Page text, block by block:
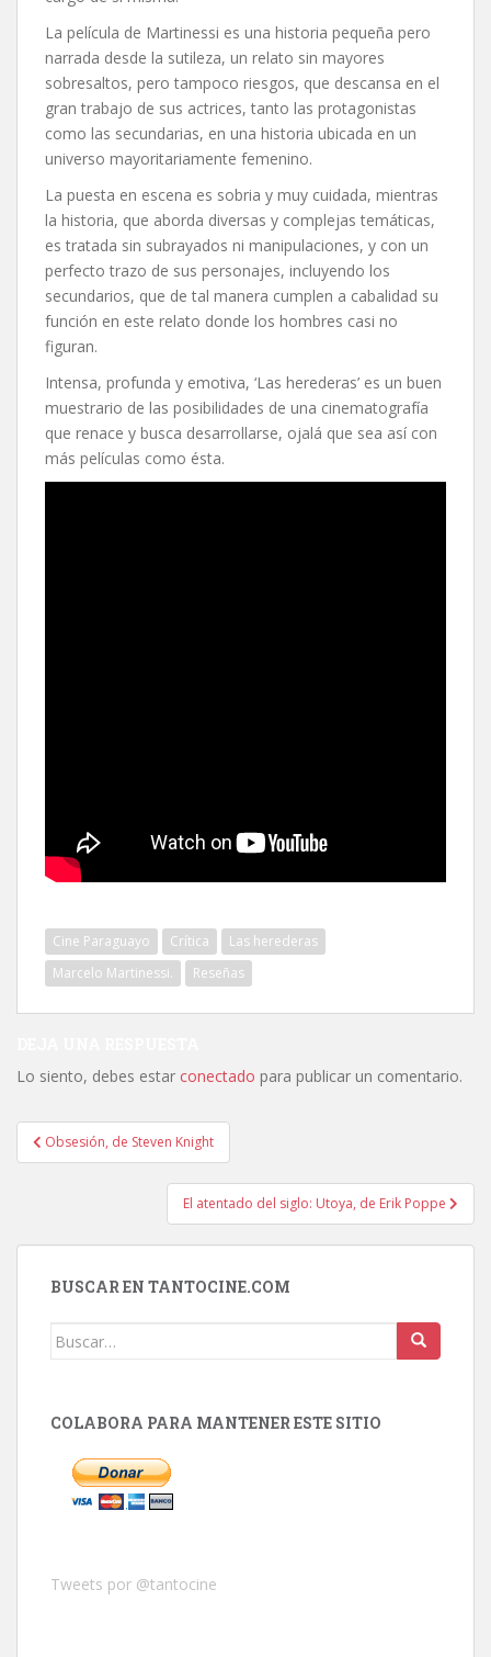
La película de Martinessi es una historia pequeña pero
narrada desde la sutileza, un relato sin mayores
sobresaltos, pero tampoco riesgos, que descansa en el
gran trabajo de sus actrices, tanto las protagonistas
como las secundarias, en una historia ubicada en un
universo mayoritariamente femenino.
La puesta en escena es sobria y muy cuidada, mientras
la historia, que aborda diversas y complejas temáticas,
es tratada sin subrayados ni manipulaciones, y con un
perfecto trazo de sus personajes, incluyendo los
secundarios, que de tal manera cumplen a cabalidad su
función en este relato donde los hombres casi no
figuran.
Intensa, profunda y emotiva, ‘Las herederas’ es un buen
muestrario de las posibilidades de una cinematografía
que renace y busca desarrollarse, ojalá que sea así con
más películas como ésta.
Cine Paraguayo Crítica
Las herederas
Marcelo Martinessi.
Reseñas
Lo siento, debes estar conectado para publicar un comentario.
Navegación
de
Obsesión, de Steven Knight
El atentado del siglo: Utoya, de Erik Poppe
BUSCAR EN TANTOCINE.COM
Buscar:
COLABORA PARA MANTENER ESTE SITIO
Tweets por @tantocine